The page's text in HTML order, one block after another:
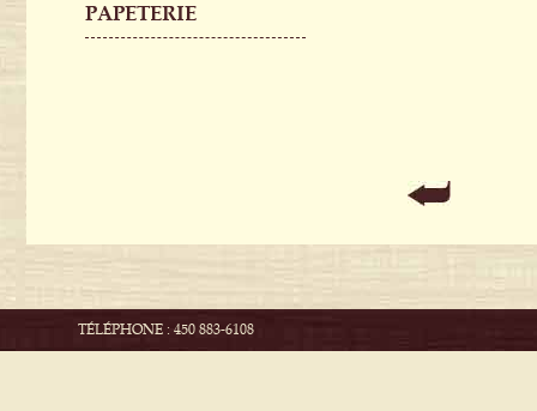
PAPETERIE
TÉLÉPHONE : 450 883-6108